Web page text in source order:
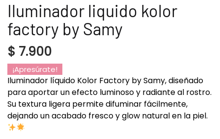
Iluminador liquido kolor
factory by Samy
$ 7.900
¡Apresúrate!
Iluminador líquido Kolor Factory by Samy, diseñado
para aportar un efecto luminoso y radiante al rostro.
Su textura ligera permite difuminar fácilmente,
dejando un acabado fresco y glow natural en la piel.